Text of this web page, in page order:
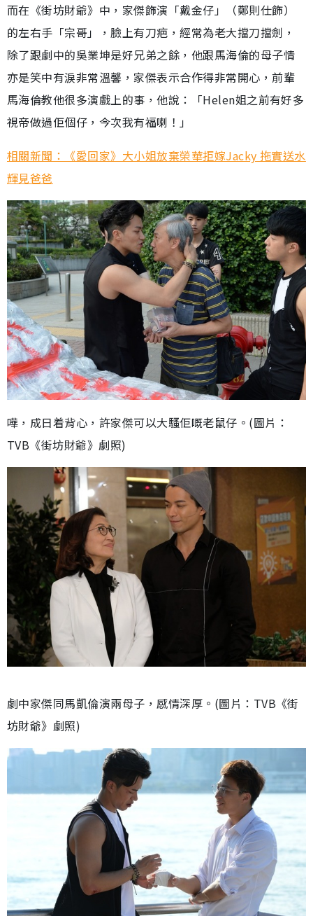
而在《街坊財爺》中，家傑飾演「戴金仔」（鄭則仕飾）
的左右手「宗哥」，臉上有刀疤，經常為老大擋刀擋劍，
除了跟劇中的吳業坤是好兄弟之餘，他跟馬海倫的母子情
亦是笑中有淚非常溫馨，家傑表示合作得非常開心，前輩
馬海倫教他很多演戲上的事，他說：「Helen姐之前有好多
視帝做過佢個仔，今次我有福喇！」
相關新聞：《愛回家》大小姐放棄榮華拒嫁Jacky 拖實送水
輝見爸爸
嘩，成日着背心，許家傑可以大騷佢嘅老鼠仔。(圖片：
TVB《街坊財爺》劇照)
劇中家傑同馬凱倫演兩母子，感情深厚。(圖片：TVB《街
坊財爺》劇照)